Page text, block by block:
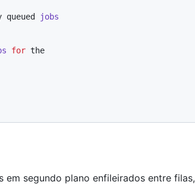
jobs
for the
segundo plano enfileirados entre filas,